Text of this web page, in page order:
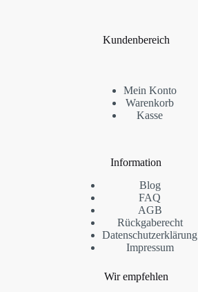
Kundenbereich
Mein Konto
Warenkorb
Kasse
Information
Blog
FAQ
AGB
Rückgaberecht
Datenschutzerklärung
Impressum
Wir empfehlen